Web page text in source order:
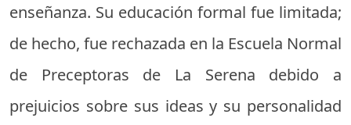
enseñanza. Su educación formal fue limitada;
de hecho, fue rechazada en la Escuela Normal
de Preceptoras de La Serena debido a
prejuicios sobre sus ideas y su personalidad